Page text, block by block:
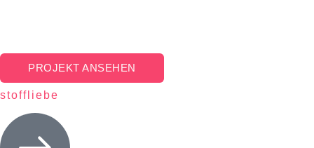
PROJEKT ANSEHEN
stoffliebe